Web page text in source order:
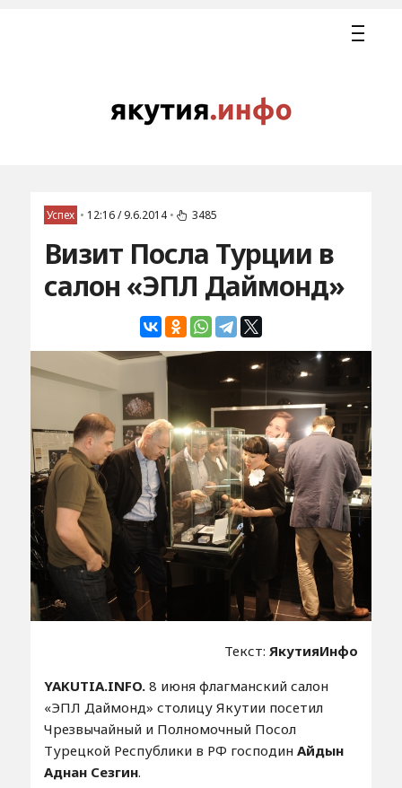
Успех • 12:16 / 9.6.2014 • 3485
Визит Посла Турции в
салон «ЭПЛ Даймонд»
Текст: ЯкутияИнфо
YAKUTIA.INFO.8 июня флагманский салон
«ЭПЛ Даймонд» столицу Якутии посетил
Чрезвычайный и Полномочный Посол
Турецкой Республики в РФ господин Айдын
Аднан Сезгин.